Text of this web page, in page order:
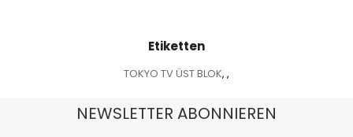
Etiketten
TOKYO TV ÜST BLOK, ,
NEWSLETTER ABONNIEREN